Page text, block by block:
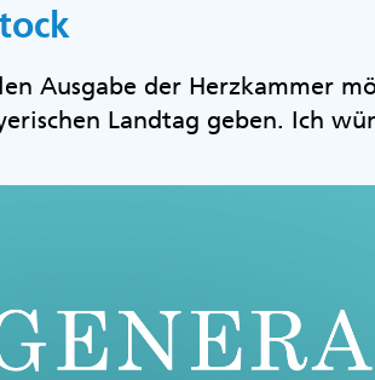
Ausgabe der Herzkammer
Landtag geben. Ich